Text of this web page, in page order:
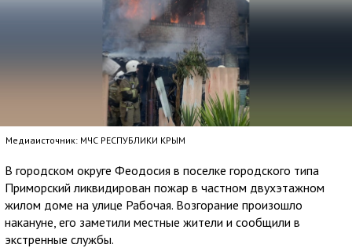
Медиаисточник: МЧС РЕСПУБЛИКИ КРЫМ
В городском округе Феодосия в поселке городского типа
Приморский ликвидирован пожар в частном двухэтажном
жилом доме на улице Рабочая. Возгорание произошло
накануне, его заметили местные жители и сообщили в
экстренные службы.